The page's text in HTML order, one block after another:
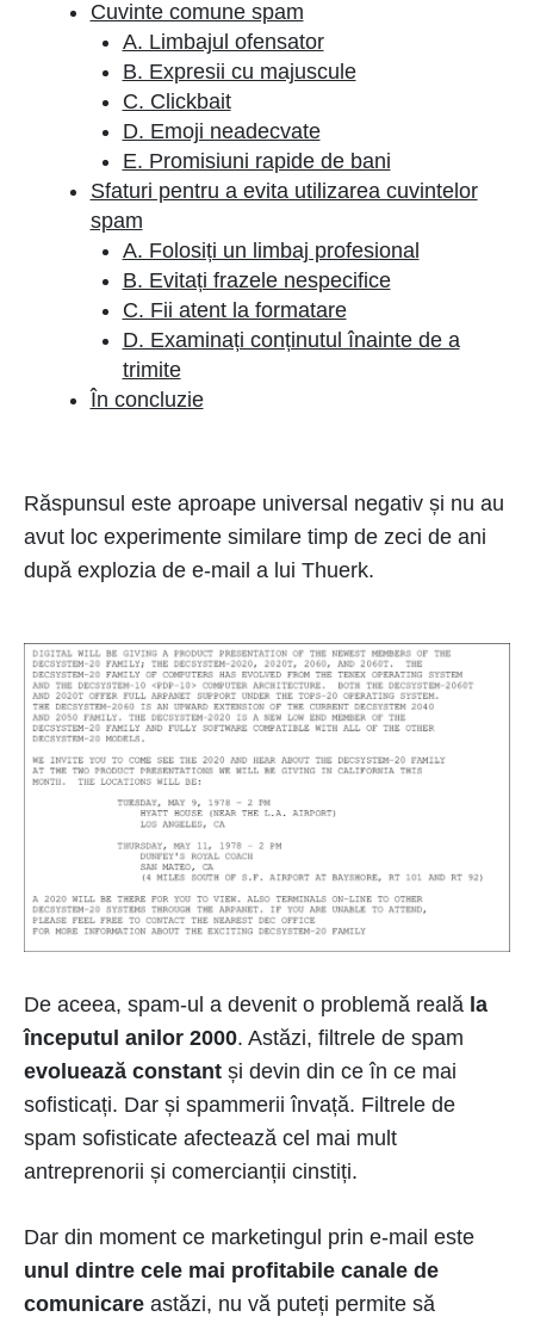
Cuvinte comune spam
A. Limbajul ofensator
B. Expresii cu majuscule
C. Clickbait
D. Emoji neadecvate
E. Promisiuni rapide de bani
Sfaturi pentru a evita utilizarea cuvintelor
spam
A. Folosiți un limbaj profesional
B. Evitați frazele nespecifice
C. Fii atent la formatare
D. Examinați conținutul înainte de a
trimite
În concluzie
Răspunsul este aproape universal negativ și nu au
avut loc experimente similare timp de zeci de ani
după explozia de e-mail a lui Thuerk.
De aceea, spam-ul a devenit o problemă reală la
începutul anilor 2000. Astăzi, filtrele de spam
evoluează constant și devin din ce în ce mai
sofisticați. Dar și spammerii învață. Filtrele de
spam sofisticate afectează cel mai mult
antreprenorii și comercianții cinstiți.
Dar din moment ce marketingul prin e-mail este
unul dintre cele mai profitabile canale de
comunicare astăzi, nu vă puteți permite să